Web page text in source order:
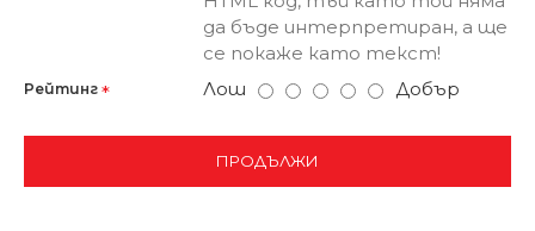
да бъде интерпретиран, а ще
се покаже като текст!
Рейтинг Лош Добър
ПРОДЪЛЖИ